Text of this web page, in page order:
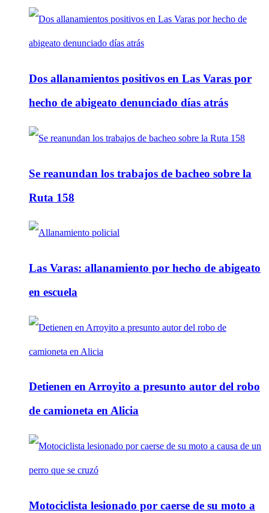
Dos allanamientos positivos en Las Varas por
hecho de abigeato denunciado días atrás
Se reanundan los trabajos de bacheo sobre la
Ruta 158
Las Varas: allanamiento por hecho de abigeato
en escuela
Detienen en Arroyito a presunto autor del robo
de camioneta en Alicia
Motociclista lesionado por caerse de su moto a